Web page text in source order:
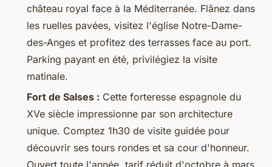
château royal face à la Méditerranée. Flânez dans
les ruelles pavées, visitez l'église Notre-Dame-
des-Anges et profitez des terrasses face au port.
Parking payant en été, privilégiez la visite
matinale.
Fort de Salses : Cette forteresse espagnole du
XVe siècle impressionne par son architecture
unique. Comptez 1h30 de visite guidée pour
découvrir ses tours rondes et sa cour d'honneur.